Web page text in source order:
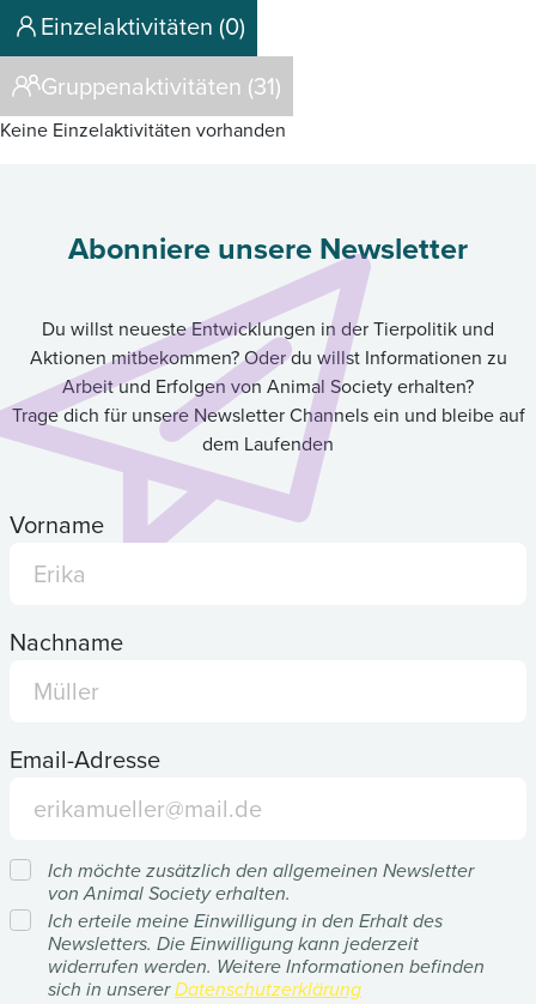
Einzelaktivitäten (0)
Gruppenaktivitäten (31)
Keine Einzelaktivitäten vorhanden
Abonniere unsere Newsletter
Du willst neueste Entwicklungen in der Tierpolitik und
Aktionen mitbekommen? Oder du willst Informationen zu
Arbeit und Erfolgen von Animal Society erhalten?
Trage dich für unsere Newsletter Channels ein und bleibe auf
dem Laufenden
Vorname
Nachname
Email-Adresse
Ich möchte zusätzlich den allgemeinen Newsletter
von Animal Society erhalten.
Ich erteile meine Einwilligung in den Erhalt des
Newsletters. Die Einwilligung kann jederzeit
widerrufen werden. Weitere Informationen befinden
sich in unsererDatenschutzerklärung